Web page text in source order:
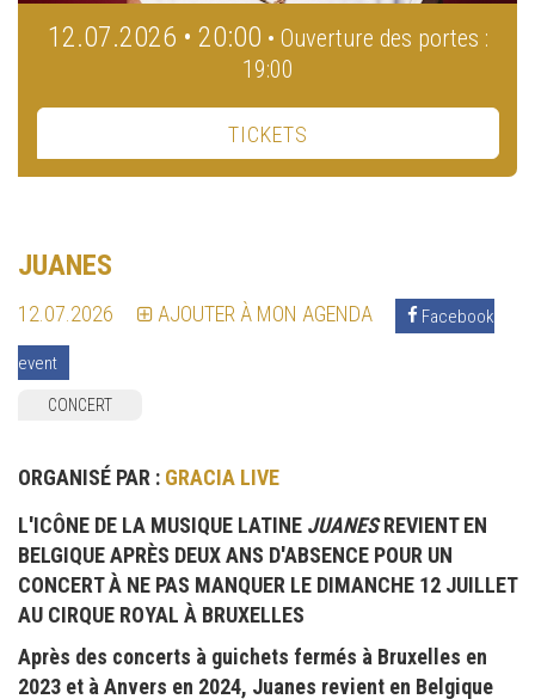
12.07.2026 • 20:00 • Ouverture des portes :
19:00
TICKETS
JUANES
12.07.2026 AJOUTER À MON AGENDA Facebook
event
CONCERT
ORGANISÉ PAR : GRACIA LIVE
L'ICÔNE DE LA MUSIQUE LATINE JUANESREVIENT EN
BELGIQUE APRÈS DEUX ANS D'ABSENCE POUR UN
CONCERT À NE PAS MANQUER LE DIMANCHE 12 JUILLET
AU CIRQUE ROYAL À BRUXELLES
Après des concerts à guichets fermés à Bruxelles en
2023 et à Anvers en 2024, Juanes revient en Belgique